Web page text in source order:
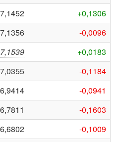
+0,1306
-0,0096
+0,0183
-0,1184
-0,0941
-0,1603
-0,1009